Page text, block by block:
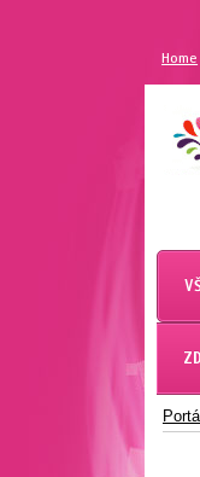
Home